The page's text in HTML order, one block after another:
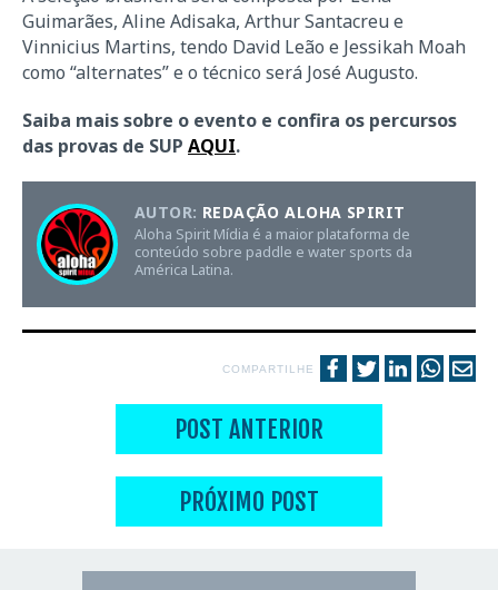
Guimarães, Aline Adisaka, Arthur Santacreu e
Vinnicius Martins, tendo David Leão e Jessikah Moah
como “alternates” e o técnico será José Augusto.
Saiba mais sobre o evento e confira os percursos
das provas de SUP AQUI.
AUTOR: REDAÇÃO ALOHA SPIRIT
Aloha Spirit Mídia é a maior plataforma de
conteúdo sobre paddle e water sports da
América Latina.
COMPARTILHE
POST ANTERIOR
PRÓXIMO POST